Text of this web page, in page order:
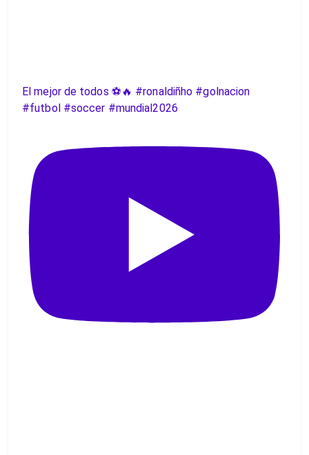
El mejor de todos ⚽️🔥 #ronaldiñho #golnacion
#futbol #soccer #mundial2026